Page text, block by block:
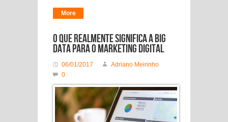
More
O que realmente significa a Big
Data para o marketing digital
06/01/2017
Adriano Meirinho
0